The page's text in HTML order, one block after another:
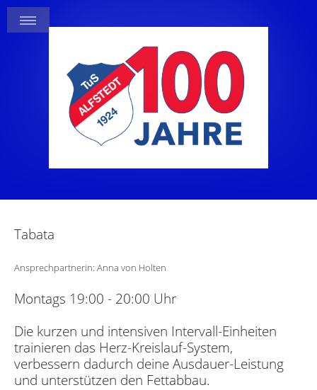
Tabata
Ansprechpartnerin: Anna von Holten
Montags 19:00 - 20:00 Uhr
Die kurzen und intensiven Intervall-Einheiten
trainieren das Herz-Kreislauf-System,
verbessern dadurch deine Ausdauer-Leistung
und unterstützen den Fettabbau.